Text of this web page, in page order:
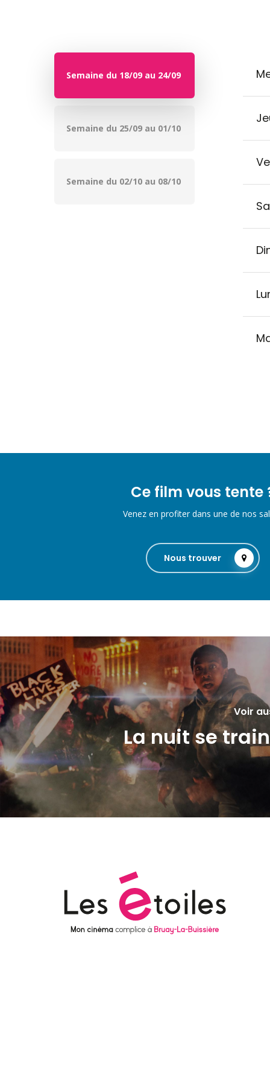
Semaine du 18/09 au 24/09
Semaine du 25/09 au 01/10
Semaine du 02/10 au 08/10
Ce film vous tente
Venez en profiter dans une de nos
Nous trouver
Voir
La nuit se